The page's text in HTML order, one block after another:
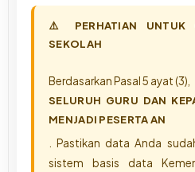
⚠️ PERHATIAN UNTUK
SEKOLAH
Berdasarkan Pasal 5 ayat (3),
SELURUH GURU DAN
MENJADI PESERTA AN
. Pastikan data Anda
sistem basis data